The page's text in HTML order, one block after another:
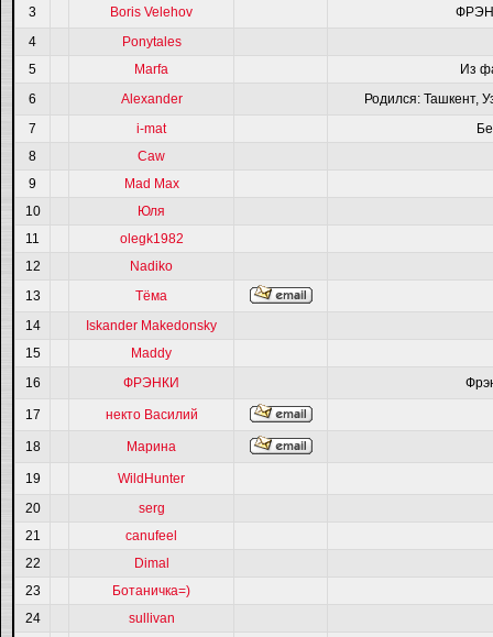
3
Boris Velehov
4
Ponytales
5
Marfa
Из
6
Alexander
Родился: Ташкент,
7
i-mat
8
Caw
9
Mad Max
10
Юля
11
olegk1982
12
Nadiko
13
Тёма
14
Iskander Makedonsky
15
Maddy
16
ФРЭНКИ
17 некто Василий
18 Марина
19
WildHunter
20
serg
21
canufeel
22
Dimal
23
Ботаничка=)
24
sullivan